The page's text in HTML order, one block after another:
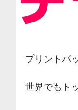
プリントパ
世界でもト